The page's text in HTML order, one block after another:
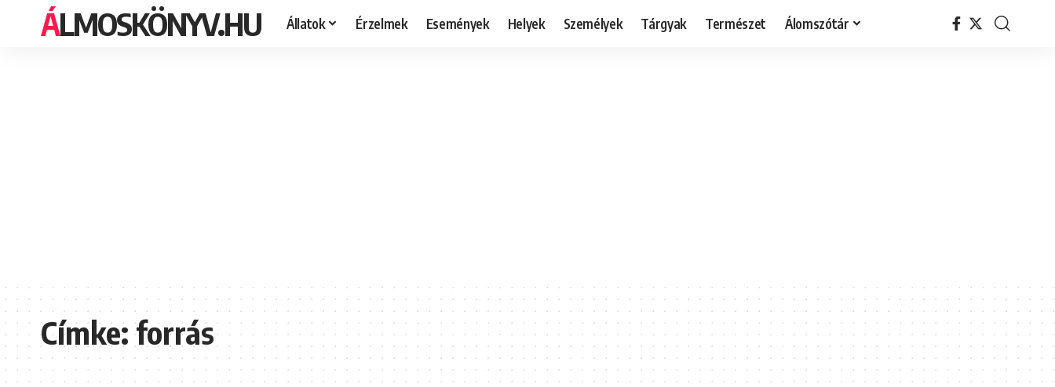
ÁLMOSKÖNYV.HU Állatok Érzelmek Események Helyek Személyek Tárgyak Természet Álomszótár
Címke:forrás